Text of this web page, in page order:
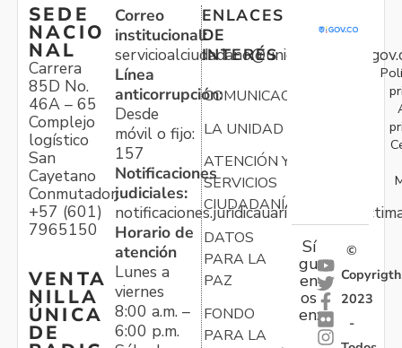
SEDE
NACIO
NAL
Carrera
85D No.
46A – 65
Complejo
logístico
San
Cayetano
Conmutador:
+57 (601)
7965150
VENTA
NILLA
ÚNICA
DE
Correo
institucional:
Línea
anticorrupción:
Desde
móvil o fijo:
157
Notificaciones
judiciales:
Horario de
atención
Lunes a
viernes
8:00 a.m. –
6:00 p.m.
ENLACES
DE
INTERÉS
COMUNICACIONES
LA UNIDAD
ATENCIÓN Y
SERVICIOS
CIUDADANÍA
DATOS
PARA LA
PAZ
FONDO
PARA LA
Sí
gu
en
os
en:
©
Copyrigth
2023
-